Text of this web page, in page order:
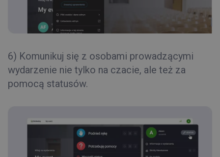
6) Komunikuj się z osobami prowadzącymi
wydarzenie nie tylko na czacie, ale też za
pomocą statusów.